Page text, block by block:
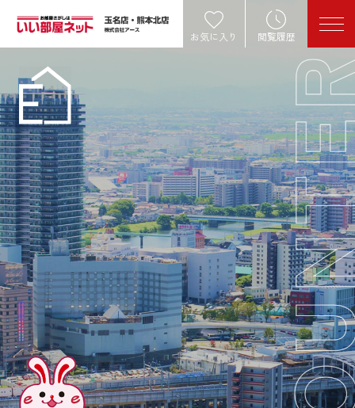
お気に入り 閲覧履歴